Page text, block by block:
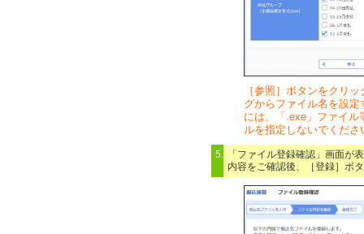
［参照］ボタンをクリ
グからファイル名を設
には、「.exe」ファイル
ルを指定しないでくださ
5.
「ファイル登録確認」画面が
内容をご確認後、［登録］ボ